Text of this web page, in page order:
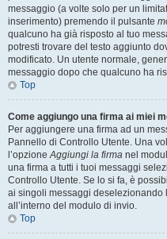
messaggio (a volte solo per un
inserimento) premendo il pulsante
qualcuno ha già risposto al tuo
potresti trovare del testo aggiunto
modificato. Un utente normale,
messaggio dopo che qualcuno ha
Top
Come aggiungo una firma ai miei
Per aggiungere una firma ad un
Pannello di Controllo Utente. Una
l’opzioneAggiungi la firma nel
una firma a tutti i tuoi messaggi
Controllo Utente. Se lo si fa, è
ai singoli messaggi
all’interno del modulo di invio.
Top